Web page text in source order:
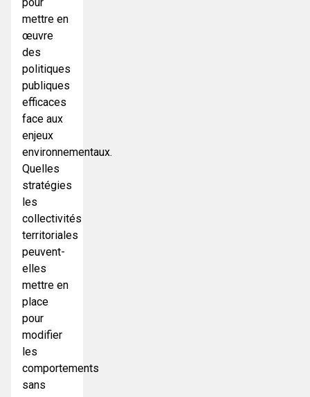
mettre en
œuvre
des
politiques
publiques
efficaces
face aux
enjeux
environnementaux.
Quelles
stratégies
les
collectivités
territoriales
peuvent-
elles
mettre en
place
pour
modifier
les
comportements
sans